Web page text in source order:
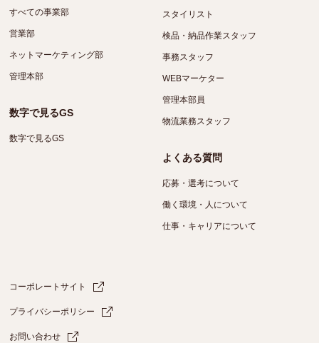
すべての事業部
営業部
ネットマーケティング部
管理本部
数字で見るGS
数字で見るGS
スタイリスト
検品・納品作業スタッフ
事務スタッフ
WEBマーケター
管理本部員
物流業務スタッフ
よくある質問
応募・選考について
働く環境・人について
仕事・キャリアについて
コーポレートサイト
プライバシーポリシー
お問い合わせ